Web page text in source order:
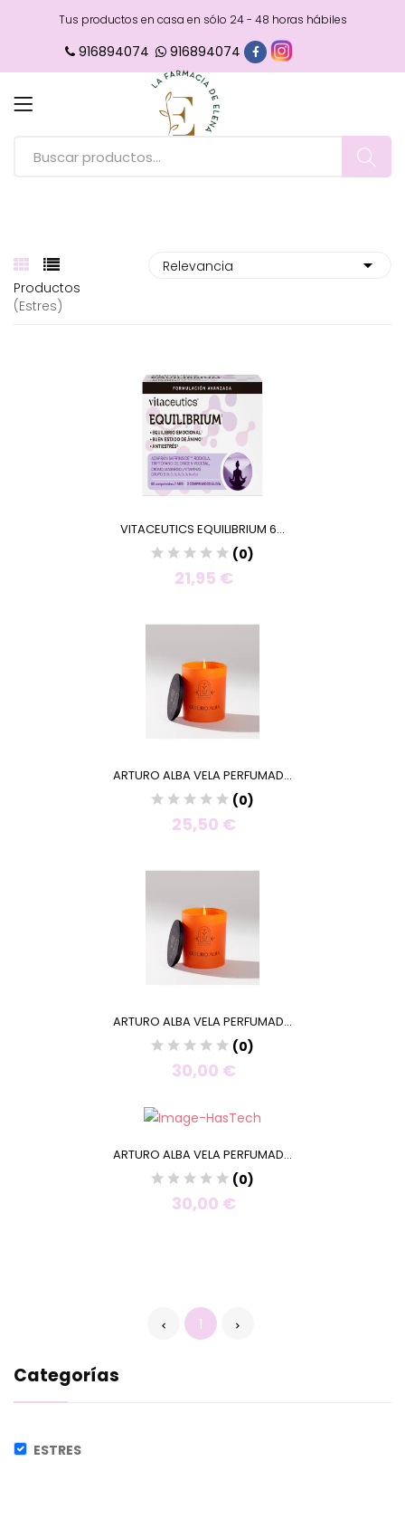
Tus productos en casa en sólo 24 - 48 horas hábiles
916894074 916894074
Categorías
ESTRES
Productos
(estres)
VITACEUTICS EQUILIBRIUM 6...
(0)
21,95 €
ARTURO ALBA VELA PERFUMAD...
(0)
25,50 €
ARTURO ALBA VELA PERFUMAD...
(0)
30,00 €
ARTURO ALBA VELA PERFUMAD...
(0)
30,00 €
1